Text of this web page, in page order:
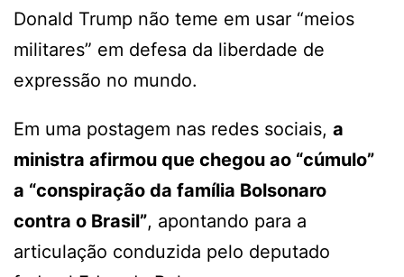
Donald Trump não teme em usar “meios
militares” em defesa da liberdade de
expressão no mundo.
Em uma postagem nas redes sociais, a
ministra afirmou que chegou ao “cúmulo”
a “conspiração da família Bolsonaro
contra o Brasil”, apontando para a
articulação conduzida pelo deputado